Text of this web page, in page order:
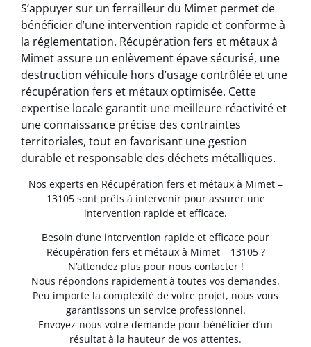
S’appuyer sur un ferrailleur du Mimet permet de
bénéficier d’une intervention rapide et conforme à
la réglementation. Récupération fers et métaux à
Mimet assure un enlèvement épave sécurisé, une
destruction véhicule hors d’usage contrôlée et une
récupération fers et métaux optimisée. Cette
expertise locale garantit une meilleure réactivité et
une connaissance précise des contraintes
territoriales, tout en favorisant une gestion
durable et responsable des déchets métalliques.
Nos experts en Récupération fers et métaux à Mimet –
13105 sont prêts à intervenir pour assurer une
intervention rapide et efficace.
Besoin d’une intervention rapide et efficace pour
Récupération fers et métaux à Mimet – 13105 ?
N’attendez plus pour nous contacter !
Nous répondons rapidement à toutes vos demandes.
Peu importe la complexité de votre projet, nous vous
garantissons un service professionnel.
Envoyez-nous votre demande pour bénéficier d’un
résultat à la hauteur de vos attentes.